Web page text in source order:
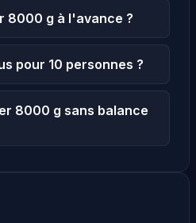
8000 g à l'avance ?
pour 10 personnes ?
8000 g sans balance